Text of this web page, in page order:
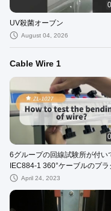
UV殺菌オーブン
August 04, 2026
Cable Wire 1
6グループの回線試験所が付い
IEC884-1 360°ケーブルのプラ
くねりの試験機
April 24, 2023